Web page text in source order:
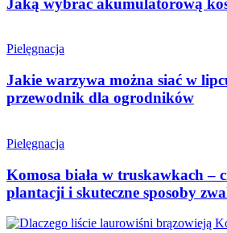
Jaką wybrać akumulatorową
Pielęgnacja
Jakie warzywa można siać w
przewodnik dla ogrodników
Pielęgnacja
Komosa biała w truskawkach –
plantacji i skuteczne sposoby